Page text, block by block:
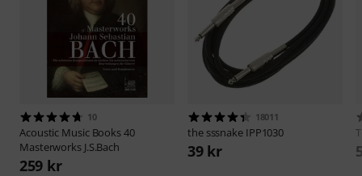
10
Acoustic Music Books40
Masterworks J.S.Bach
259 kr
18011
the sssnake IPP1030
39 kr